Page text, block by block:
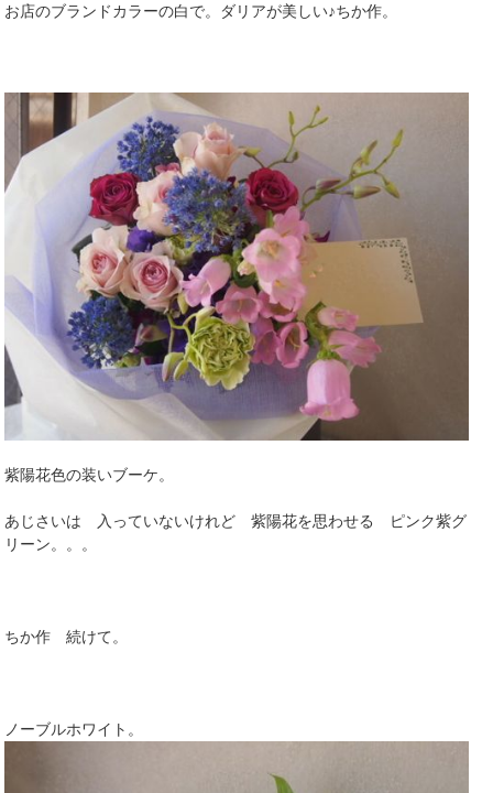
お店のブランドカラーの白で。ダリアが美しい♪ちか作。
紫陽花色の装いブーケ。
あじさいは 入っていないけれど 紫陽花を思わせる ピンク紫グ
リーン。。。
ちか作 続けて。
ノーブルホワイト。